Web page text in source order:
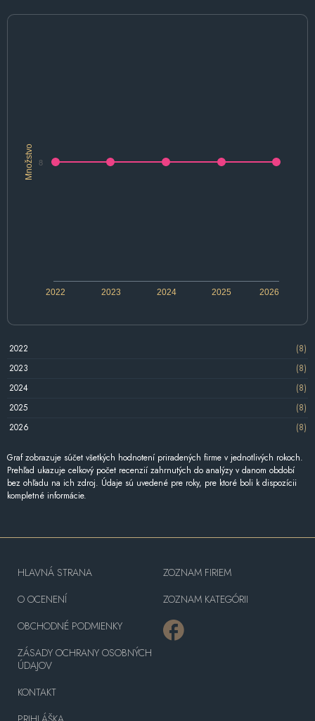
Množstvo
2022 2024 2026
2023 2025
8
2022
(8)
2023
(8)
2024
(8)
2025
(8)
2026
(8)
Graf zobrazuje súčet všetkých hodnotení priradených firme v jednotlivých rokoch.
Prehľad ukazuje celkový počet recenzií zahrnutých do analýzy v danom období
bez ohľadu na ich zdroj. Údaje sú uvedené pre roky, pre ktoré boli k dispozícii
kompletné informácie.
HLAVNÁ STRANA
O OCENENÍ
OBCHODNÉ PODMIENKY
ZÁSADY OCHRANY OSOBNÝCH
ÚDAJOV
KONTAKT
ZOZNAM FIRIEM
ZOZNAM KATEGÓRII